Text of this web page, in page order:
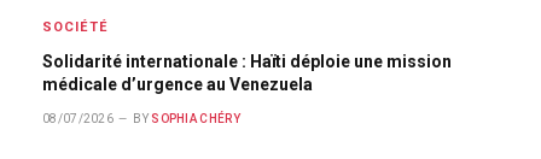
SOCIÉTÉ
Solidarité internationale : Haïti déploie une mission
médicale d’urgence au Venezuela
08/07/2026 BY SOPHIA CHÉRY